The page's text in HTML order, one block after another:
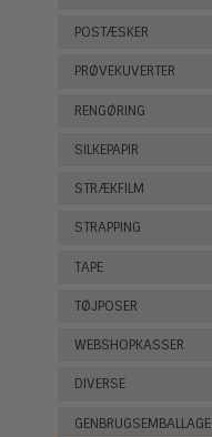
POSTÆSKER
PRØVEKUVERTER
RENGØRING
SILKEPAPIR
STRÆKFILM
STRAPPING
TAPE
TØJPOSER
WEBSHOPKASSER
DIVERSE
GENBRUGSEMBALLAGE